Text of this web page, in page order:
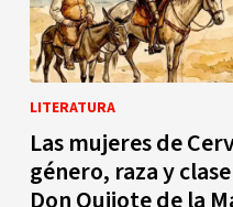
LITERATURA
Las mujeres de
género, raza y